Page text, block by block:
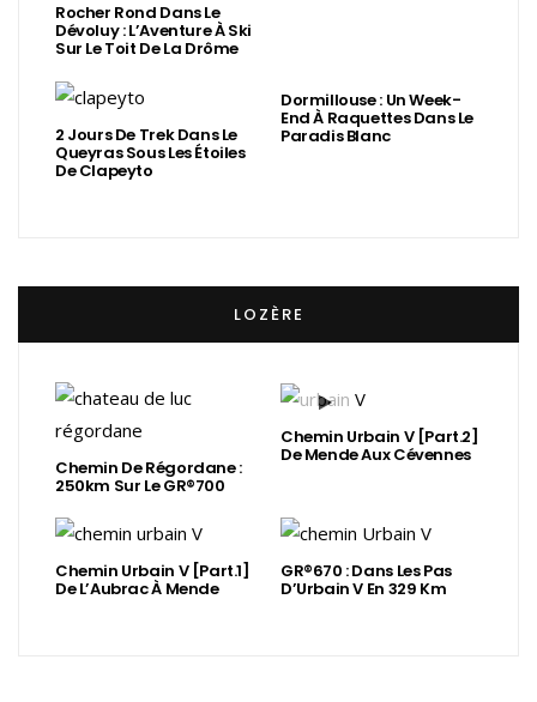
Rocher Rond Dans Le
Dévoluy : L’Aventure À Ski
Sur Le Toit De La Drôme
2 Jours De Trek Dans Le
Queyras Sous Les Étoiles
De Clapeyto
Dormillouse : Un Week-
End À Raquettes Dans Le
Paradis Blanc
LOZÈRE
Chemin De Régordane :
250km Sur Le GR®700
Chemin Urbain V [Part.2]
De Mende Aux Cévennes
Chemin Urbain V [Part.1]
De L’Aubrac À Mende
GR®670 : Dans Les Pas
D’Urbain V En 329 Km